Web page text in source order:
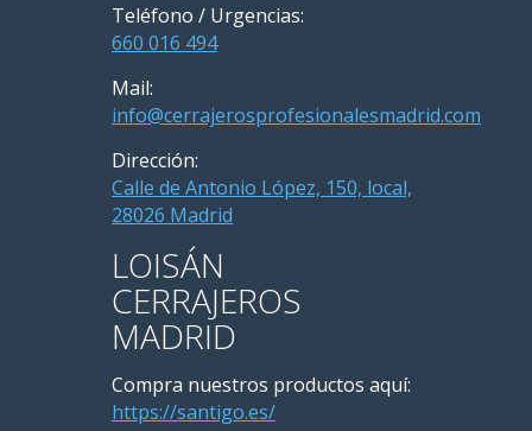
Teléfono / Urgencias:
660 016 494
Mail:
info@cerrajerosprofesionalesmadrid.com
Dirección:
Calle de Antonio López, 150, local,
28026 Madrid
LOISÁN
CERRAJEROS
MADRID
Compra nuestros productos aquí:
https://santigo.es/